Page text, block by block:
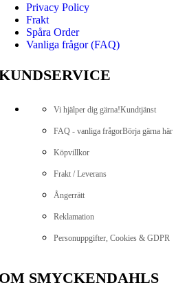
Privacy Policy
Frakt
Spåra Order
Vanliga frågor (FAQ)
Vi hjälper dig gärna!Kundtjänst
FAQ - vanliga frågorBörja gärna här
Köpvillkor
Frakt / Leverans
Ångerrätt
Reklamation
Personuppgifter, Cookies & GDPR
SMYCKENDAHLS